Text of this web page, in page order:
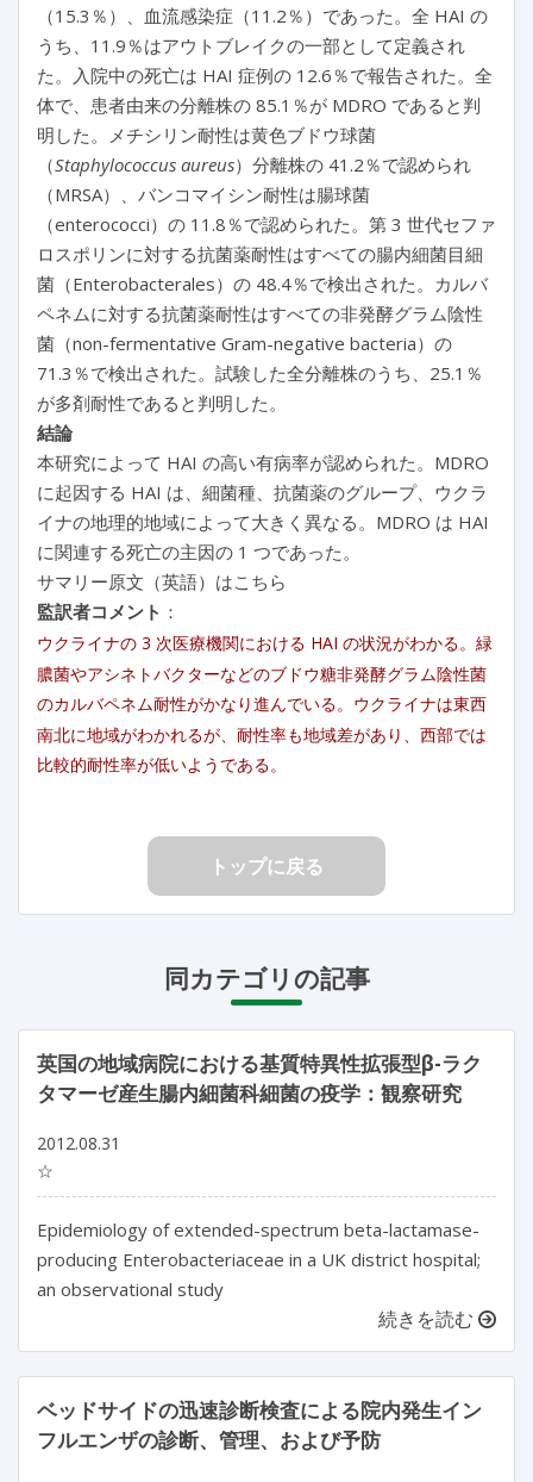
（15.3％）、血流感染症（11.2％）であった。全 HAI の
うち、11.9％はアウトブレイクの一部として定義され
た。入院中の死亡は HAI 症例の 12.6％で報告された。全
体で、患者由来の分離株の 85.1％が MDRO であると判
明した。メチシリン耐性は黄色ブドウ球菌
（Staphylococcus aureus）分離株の 41.2％で認められ
（MRSA）、バンコマイシン耐性は腸球菌
（enterococci）の 11.8％で認められた。第 3 世代セファ
ロスポリンに対する抗菌薬耐性はすべての腸内細菌目細
菌（Enterobacterales）の 48.4％で検出された。カルバ
ペネムに対する抗菌薬耐性はすべての非発酵グラム陰性
菌（non-fermentative Gram-negative bacteria）の
71.3％で検出された。試験した全分離株のうち、25.1％
が多剤耐性であると判明した。
結論
本研究によって HAI の高い有病率が認められた。MDRO
に起因する HAI は、細菌種、抗菌薬のグループ、ウクラ
イナの地理的地域によって大きく異なる。MDRO は HAI
に関連する死亡の主因の 1 つであった。
サマリー原文（英語）はこちら
監訳者コメント ：
ウクライナの 3 次医療機関における HAI の状況がわかる。緑
膿菌やアシネトバクターなどのブドウ糖非発酵グラム陰性菌
のカルバペネム耐性がかなり進んでいる。ウクライナは東西
南北に地域がわかれるが、耐性率も地域差があり、西部では
比較的耐性率が低いようである。
トップに戻る
同カテゴリの記事
英国の地域病院における基質特異性拡張型β-ラク
タマーゼ産生腸内細菌科細菌の疫学：観察研究
2012.08.31
☆
Epidemiology of extended-spectrum beta-lactamase-
producing Enterobacteriaceae in a UK district hospital;
an observational study
続きを読む
ベッドサイドの迅速診断検査による院内発生イン
フルエンザの診断、管理、および予防